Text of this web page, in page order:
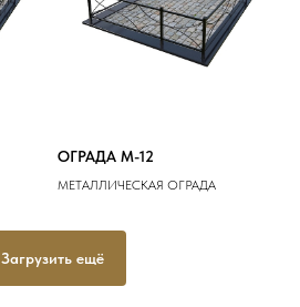
ОГРАДА M-12
МЕТАЛЛИЧЕСКАЯ ОГРАДА
Загрузить ещё